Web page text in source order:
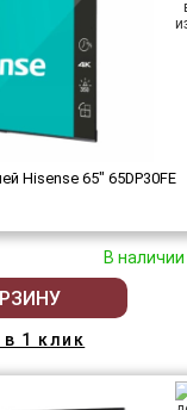
Hisense 65" 65DP30FE
В наличии
в 1 клик